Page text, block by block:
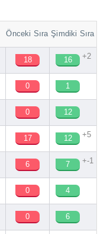
Önceki Sıra Şimdiki Sıra
18 16 +2
0 1
0 12
17 12 +5
6 7 +-1
0 4
0 6